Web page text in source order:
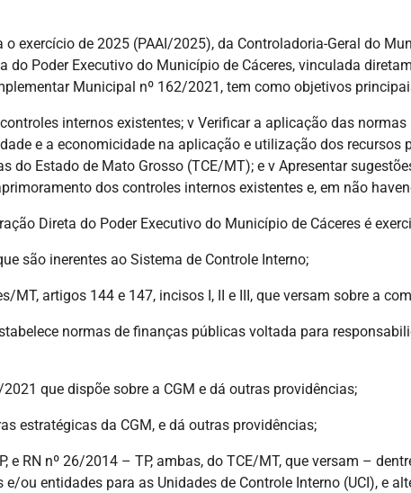
exercício de 2025 (PAAI/2025), da Controladoria-Geral do
Poder Executivo do Município de Cáceres, vinculada
Municipal nº 162/2021, tem como objetivos
internos existentes; v Verificar a aplicação das
e a economicidade na aplicação e utilização dos
do Estado de Mato Grosso (TCE/MT); e v Apresentar
dos controles internos existentes e, em não
Direta do Poder Executivo do Município de Cáceres é
são inerentes ao Sistema de Controle Interno;
MT, artigos 144 e 147, incisos I, II e III, que versam sobre a
normas de finanças públicas voltada para
que dispõe sobre a CGM e dá outras providências;
estratégicas da CGM, e dá outras providências;
e RN nº 26/2014 – TP, ambas, do TCE/MT, que versam –
ou entidades para as Unidades de Controle Interno (UCI), e